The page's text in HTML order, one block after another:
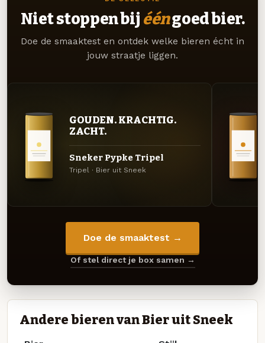
Niet stoppen bij ééngoed bier.
Doe de smaaktest en ontdek welke bieren écht in
jouw straatje liggen.
GOUDEN. KRACHTIG.
ZACHT.
Sneker Pypke Tripel
Tripel · Bier uit Sneek
Doe de smaaktest →
Of stel direct je box samen →
Andere bieren van Bier uit Sneek